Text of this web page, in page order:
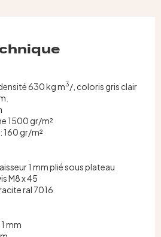
630 kg m3/, coloris gris clair
1500 gr/m²
160 gr/m²
1 mm plié sous plateau
M8 x 45
ral 7016
mm